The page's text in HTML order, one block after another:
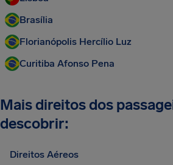
Brasília
Florianópolis Hercílio Luz
Curitiba Afonso Pena
Mais direitos dos
descobrir:
Direitos Aéreos